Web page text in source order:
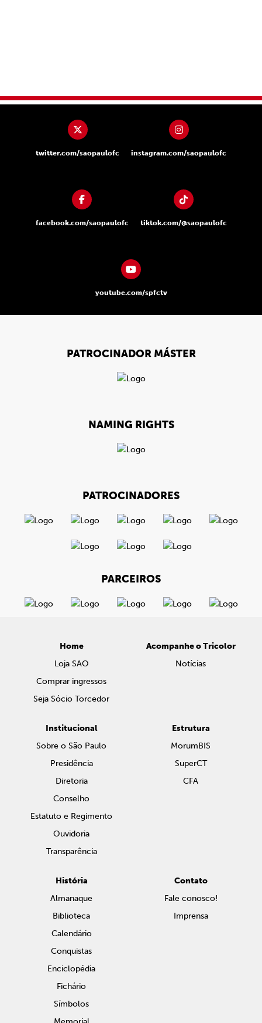
twitter.com/saopaulofc instagram.com/saopaulofc
facebook.com/saopaulofc tiktok.com/@saopaulofc
youtube.com/spfctv
PATROCINADOR MÁSTER
NAMING RIGHTS
PATROCINADORES
PARCEIROS
Home
Loja SAO
Comprar ingressos
Seja Sócio Torcedor
Acompanhe o Tricolor
Notícias
Institucional
Sobre o São Paulo
Presidência
Diretoria
Conselho
Estatuto e Regimento
Ouvidoria
Transparência
Estrutura
MorumBIS
SuperCT
CFA
História
Almanaque
Biblioteca
Calendário
Conquistas
Enciclopédia
Fichário
Símbolos
Contato
Fale conosco!
Imprensa